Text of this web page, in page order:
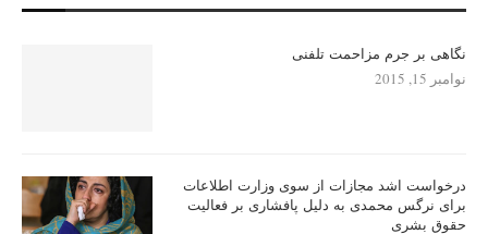
نگاهی بر جرم مزاحمت تلفنی
نوامبر 15, 2015
درخواست اشد مجازات از سوی وزارت اطلاعات
برای نرگس محمدی به دلیل پافشاری بر فعالیت
حقوق بشری